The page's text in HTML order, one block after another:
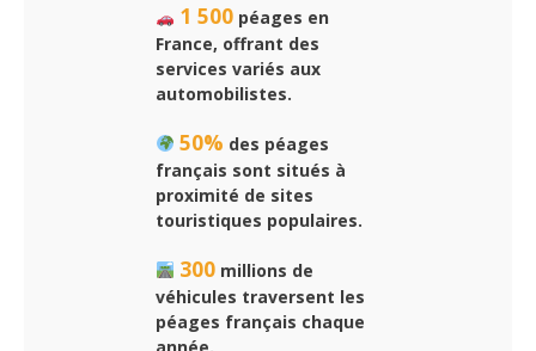
1 500péages en
France, offrant des
services variés aux
automobilistes.
50% des péages
français sont situés à
proximité de sites
touristiques populaires.
300millions de
véhicules traversent les
péages français chaque